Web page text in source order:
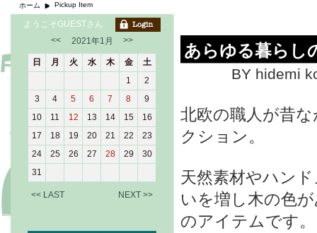
ホーム Pickup Item
あらゆる暮らし
BY hidemi
北欧の職人が昔
クション。
天然素材やハン
いを増し木の色
のアイテムです。
ようこそGUESTさん
<<
2021年1月 >>
日 月 火 水 木 金
土
1
2
3
4 5 6 7 8
9
10
11 12 13 14 15
16
17
18 19 20 21 22
23
24
25 26 27 28 29
30
31
<< LAST NEXT >>